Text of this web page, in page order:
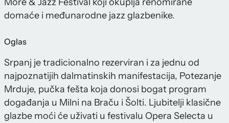
domaće i međunarodne jazz glazbenike.
Oglas
Srpanj je tradicionalno rezerviran i za jednu od
najpoznatijih dalmatinskih manifestacija, Potezanje
Mrduje, pučka fešta koja donosi bogat program
događanja u Milni na Braču i Šolti. Ljubitelji klasične
glazbe moći će uživati u festivalu Opera Selecta u